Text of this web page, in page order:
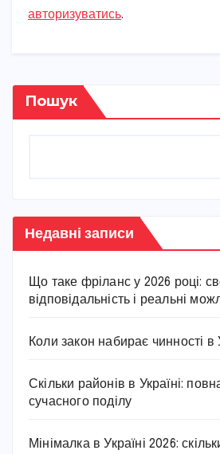
авторизуватись.
Пошук
Недавні записи
Що таке фріланс у 2026 році:
відповідальність і реальні
Коли закон набирає чинності в
Скільки районів в Україні:
сучасного поділу
Мінімалка в Україні 2026: